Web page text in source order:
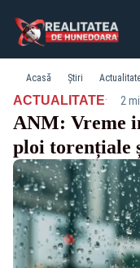
Acasă Știri
ACTUALITATE· 2
ANM: Vreme
ploi torențiale